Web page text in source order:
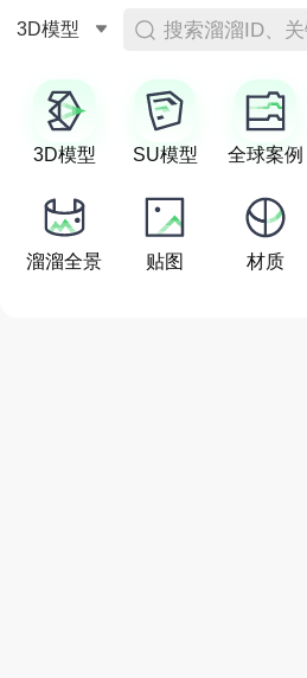
3D模型 搜索溜溜ID、
3D模型 SU模型 全球案例
溜溜全景 贴图 材质